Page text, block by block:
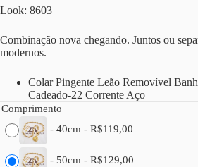
Look: 8603
Combinação nova chegando. Juntos ou
modernos.
Colar Pingente Leão Removível
Cadeado-22 Corrente Aço
Comprimento
- 40cm - R$119,00
- 50cm - R$129,00